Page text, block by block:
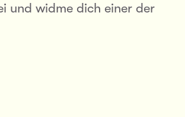
und widme dich einer der